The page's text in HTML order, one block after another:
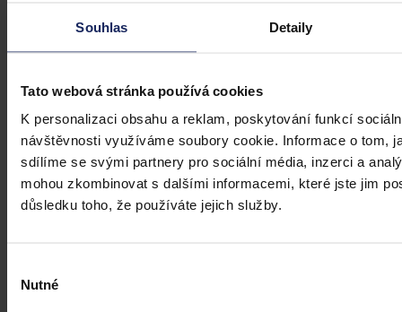
Souhlas Detaily
Tato webová stránka používá cookies
K personalizaci obsahu a reklam, poskytování funkcí
návštěvnosti využíváme soubory cookie. Informace o tom,
sdílíme se svými partnery pro sociální média, inzerci a
mohou zkombinovat s dalšími informacemi, které jste jim
důsledku toho, že používáte jejich služby.
souhlasu
Nutné
Články
Kdy je možné sáhnout po jinak
urážlivých označeních?
sehrát roli v dalším řešení obdobných případů na ochranu osobnosti,